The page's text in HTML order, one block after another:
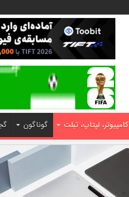
کامپیوتر، لپتاپ، تبلت گوناگون